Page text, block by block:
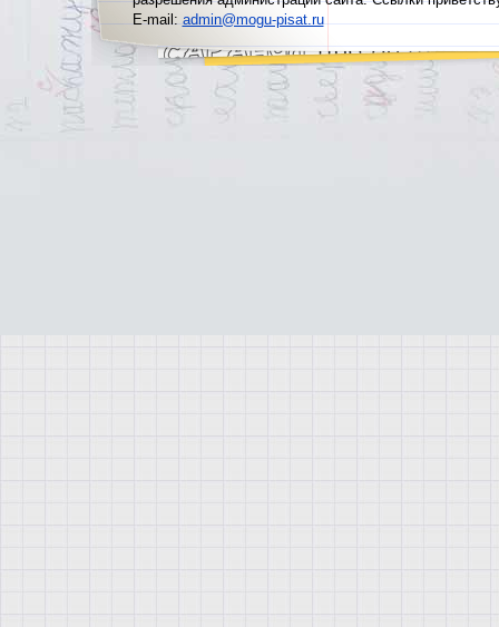
E-mail:admin@mogu-pisat.ru